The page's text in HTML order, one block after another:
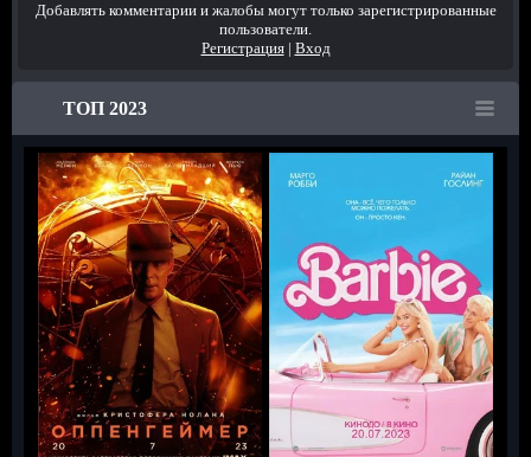
Добавлять комментарии и жалобы могут только зарегистрированные
пользователи.
Регистрация| Вход
ТОП 2023